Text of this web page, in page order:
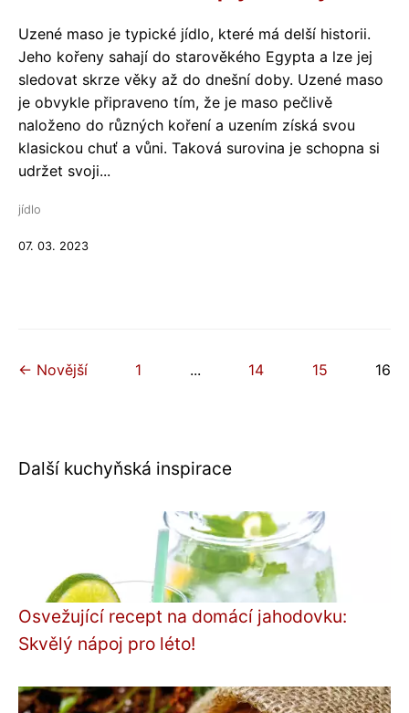
Uzené maso je typické jídlo, které má delší historii.
Jeho kořeny sahají do starověkého Egypta a lze jej
sledovat skrze věky až do dnešní doby. Uzené maso
je obvykle připraveno tím, že je maso pečlivě
naloženo do různých koření a uzením získá svou
klasickou chuť a vůni. Taková surovina je schopna si
udržet svoji...
jídlo
07. 03. 2023
← Novější 1 ... 14 15 16
Další kuchyňská inspirace
Osvežující recept na domácí jahodovku:
Skvělý nápoj pro léto!